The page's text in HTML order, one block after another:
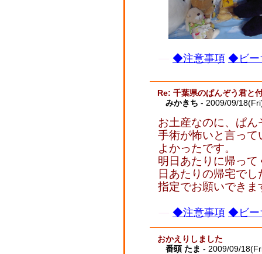
◆注意事項 ◆ビー
Re: 千葉県のぱんぞう君と
みかきち - 2009/09/
お土産なのに、ぱ
手術が怖いと言っ
よかったです。
明日あたりに帰っ
日あたりの帰宅で
指定でお願いできま
◆注意事項 ◆ビー
おかえりしました
番頭 たま - 2009/09/